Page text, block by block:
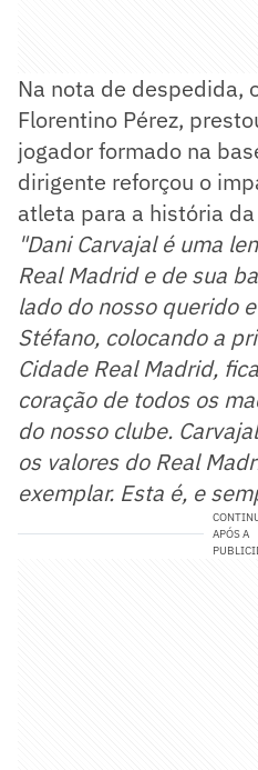
Na nota de despedida,
Florentino Pérez,
jogador formado na
dirigente reforçou o
atleta para a história
"Dani Carvajal é uma
Real Madrid e de sua
lado do nosso querido
Stéfano, colocando a
Cidade Real Madrid,
coração de todos os
do nosso clube.
os valores do Real
exemplar. Esta é, e
APÓS A